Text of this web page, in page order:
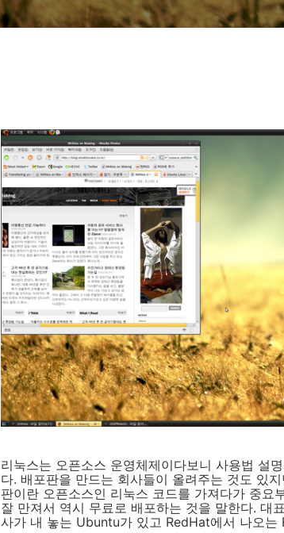
리눅스는 오픈소스 운영체제이다보니 사용법 설
다. 배포판을 만드는 회사들이 올려주는 것도 있
판이란 오픈소스인 리눅스 코드를 가져다가 중요
잘 만져서 역시 무료로 배포하는 것을 말한다. 대
사가 내 놓는 Ubuntu가 있고 RedHat에서 나오는